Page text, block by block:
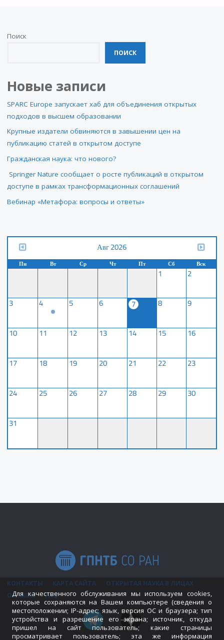
Поиск
ПОИСК
Новые записи
SPARC Europe запускает хаб для объединения открытых
подходов в высшем образовании
Крупные издатели обвиняются в завышении цен на
публикацию статей в открытом доступе
Гражданская наука: что нового?
Springer Nature сообщает о росте публикаций в открытом
доступе в рамках трансформационных соглашений
Вебинар «Метафора: вопросы и ответы»
Авг 2026
Пн Вт Ср Чт Пт Сб Вск
1 2
3 4 5 6 7 8 9
10 11 12 13 14 15 16
17 18 19 20 21 22 23
24 25 26 27 28 29 30
31
КОНТАКТЫ КАРТА САЙТА
ОТКРЫТАЯ НАУКА В ЛИЦАХ
ОТЗЫВЫ
FAQ
Для качественного обслуживания мы используем cookies,
которые сохраняются на Вашем компьютере (сведения о
местоположении; IP-адрес; язык, версия ОС и браузера; тип
устройства и разрешение его экрана; источник, откуда
пришел на сайт пользователь; какие страницы
просматривает пользователь; эта же информация